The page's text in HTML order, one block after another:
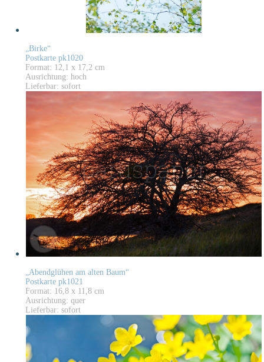
„Birke“
Postkarte pk1020
Format: 12,1 x 17,2 cm
Ausrichtung: hoch
Lieferbar: sofort
„Abendglühen am alten Baum“
Postkarte pk1021
Format: 16,8 x 11,8 cm
Ausrichtung: quer
Lieferbar: sofort